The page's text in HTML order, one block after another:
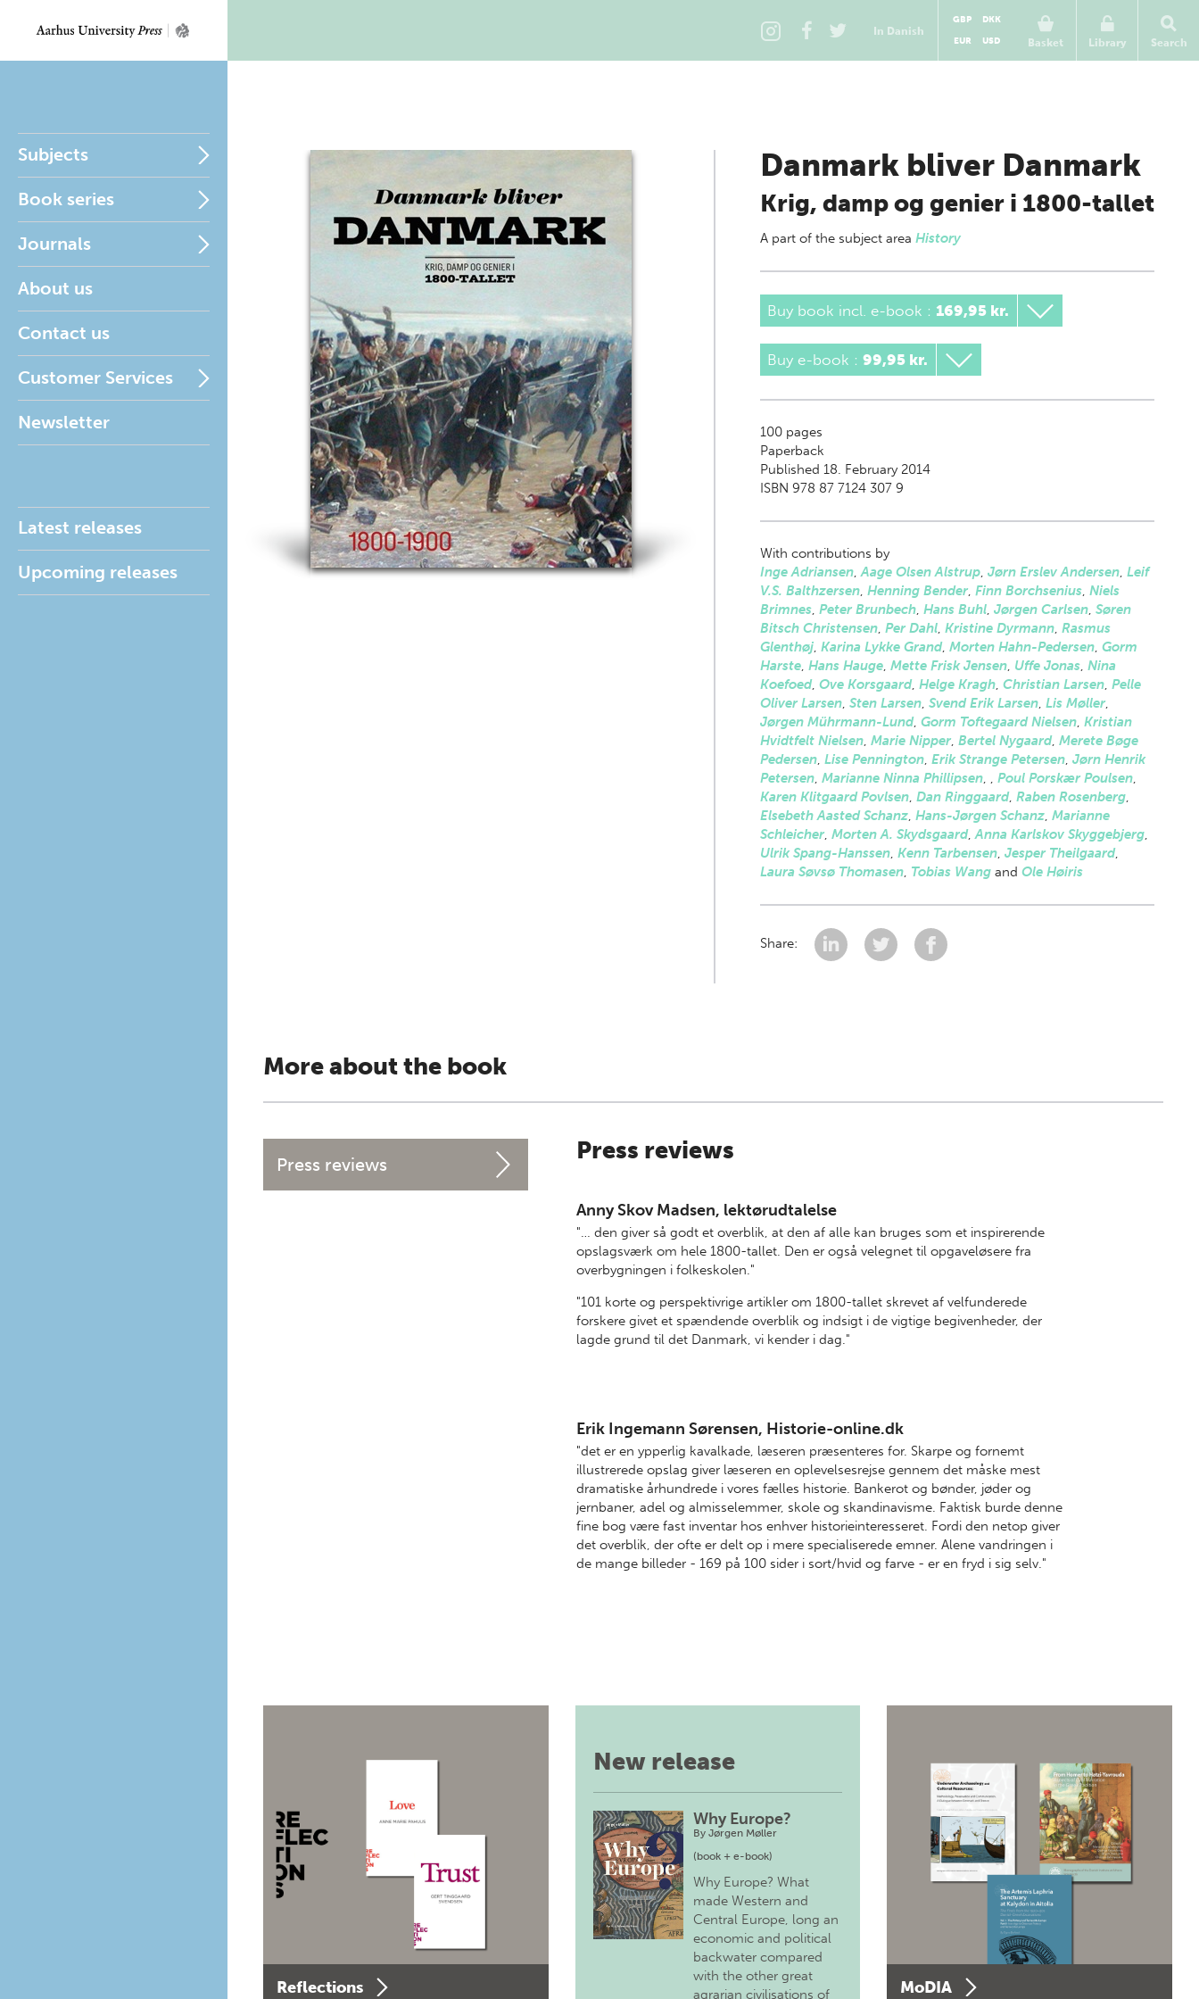
In Danish
Basket
GBP
DKK
EUR
USD Library Search
Subjects
Book series
Journals
About us
Contact us
Customer Services
Newsletter
Latest releases
Upcoming releases
Danmark bliver Danmark
Krig, damp og genier i 1800-tallet
A part of the subject area History
Buy book incl. e-book : 169,95 kr.
Buy e-book : 99,95 kr.
100pages
Paperback
Published 18. February 2014
ISBN 978 87 7124 307 9
With contributions by
Inge Adriansen,Aage Olsen Alstrup, Jørn Erslev Andersen, Leif
V.S. Balthzersen, Henning Bender, Finn Borchsenius, Niels
Brimnes, Peter Brunbech, Hans Buhl, Jørgen Carlsen, Søren
Bitsch Christensen, Per Dahl, Kristine Dyrmann, Rasmus
Glenthøj, Karina Lykke Grand, Morten Hahn-Pedersen, Gorm
Harste, Hans Hauge, Mette Frisk Jensen, Uffe Jonas, Nina
Koefoed, Ove Korsgaard, Helge Kragh, Christian Larsen, Pelle
Oliver Larsen, Sten Larsen, Svend Erik Larsen, Lis Møller,
Jørgen Mührmann-Lund, Gorm Toftegaard Nielsen, Kristian
Hvidtfelt Nielsen, Marie Nipper, Bertel Nygaard, Merete Bøge
Pedersen, Lise Pennington, Erik Strange Petersen, Jørn Henrik
Petersen, Marianne Ninna Phillipsen, , Poul Porskær Poulsen,
Karen Klitgaard Povlsen, Dan Ringgaard, Raben Rosenberg,
Elsebeth Aasted Schanz, Hans-Jørgen Schanz, Marianne
Schleicher, Morten A. Skydsgaard,Anna Karlskov Skyggebjerg,
Ulrik Spang-Hanssen, Kenn Tarbensen, Jesper Theilgaard,
Laura Søvsø Thomasen, Tobias Wangand Ole Høiris
Share:
More about the book
Press reviews Press reviews
Anny Skov Madsen, lektørudtalelse
"… den giver så godt et overblik, at den af alle kan bruges som et inspirerende
opslagsværk om hele 1800-tallet. Den er også velegnet til opgaveløsere fra
overbygningen i folkeskolen."
"101 korte og perspektivrige artikler om 1800-tallet skrevet af velfunderede
forskere givet et spændende overblik og indsigt i de vigtige begivenheder, der
lagde grund til det Danmark, vi kender i dag."
Erik Ingemann Sørensen, Historie-online.dk
"det er en ypperlig kavalkade, læseren præsenteres for. Skarpe og fornemt
illustrerede opslag giver læseren en oplevelsesrejse gennem det måske mest
dramatiske århundrede i vores fælles historie. Bankerot og bønder, jøder og
jernbaner, adel og almisselemmer, skole og skandinavisme. Faktisk burde denne
fine bog være fast inventar hos enhver historieinteresseret. Fordi den netop giver
det overblik, der ofte er delt op i mere specialiserede emner. Alene vandringen i
de mange billeder - 169 på 100 sider i sort/hvid og farve - er en fryd i sig selv."
Reflections
New release
Why Europe?
By Jørgen Møller
(book + e-book)
Why Europe? What
made Western and
Central Europe, long an
economic and political
backwater compared
with the other great
agrarian civilisations of
MoDIA